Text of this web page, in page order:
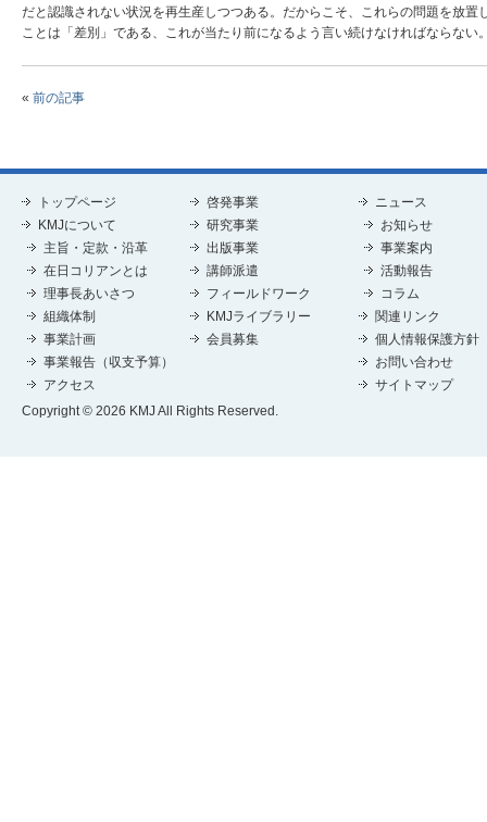
だと認識されない状況を再生産しつつある。だからこそ、これらの問題を放
ことは「差別」である、これが当たり前になるよう言い続けなければならない
« 前の記事
トップページ
KMJについて
主旨・定款・沿革
在日コリアンとは
理事長あいさつ
組織体制
事業計画
事業報告（収支予算）
アクセス
啓発事業
研究事業
出版事業
講師派遣
フィールドワーク
KMJライブラリー
会員募集
ニュース
お知らせ
事業案内
活動報告
コラム
関連リンク
個人情報保護方針
お問い合わせ
サイトマップ
Copyright © 2026 KMJ All Rights Reserved.